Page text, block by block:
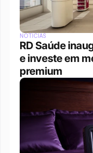
NOTÍCIAS
RD Saúde
e investe em
premium